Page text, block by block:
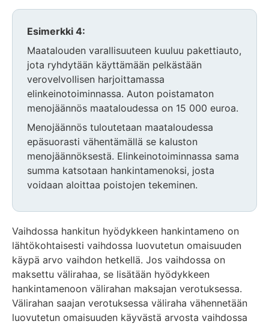
Esimerkki 4:
Maatalouden varallisuuteen kuuluu pakettiauto,
jota ryhdytään käyttämään pelkästään
verovelvollisen harjoittamassa
elinkeinotoiminnassa. Auton poistamaton
menojäännös maataloudessa on 15 000 euroa.
Menojäännös tuloutetaan maataloudessa
epäsuorasti vähentämällä se kaluston
menojäännöksestä. Elinkeinotoiminnassa sama
summa katsotaan hankintamenoksi, josta
voidaan aloittaa poistojen tekeminen.
Vaihdossa hankitun hyödykkeen hankintameno on
lähtökohtaisesti vaihdossa luovutetun omaisuuden
käypä arvo vaihdon hetkellä. Jos vaihdossa on
maksettu välirahaa, se lisätään hyödykkeen
hankintamenoon välirahan maksajan verotuksessa.
Välirahan saajan verotuksessa väliraha vähennetään
luovutetun omaisuuden käyvästä arvosta vaihdossa